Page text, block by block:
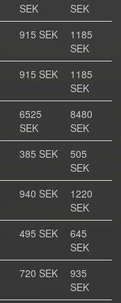
SEK
SEK
915 SEK
1185
SEK
915 SEK
1185
SEK
6525
SEK
8480
SEK
385 SEK
505
SEK
940 SEK
1220
SEK
495 SEK
645
SEK
720 SEK
935
SEK